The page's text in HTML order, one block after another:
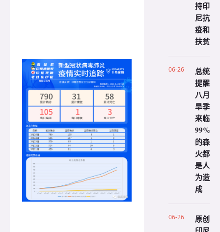
持印
尼抗
疫和
扶贫
06-26
总统
提醒
八月
旱季
来临
99%
的森
火都
是人
为造
成
06-26
原创